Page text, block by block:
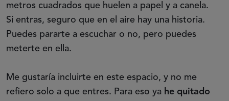
metros cuadrados que huelen a papel y a canela.
Si entras, seguro que en el aire hay una historia.
Puedes pararte a escuchar o no, pero puedes
meterte en ella.
Me gustaría incluirte en este espacio, y no me
refiero solo a que entres. Para eso ya he quitado